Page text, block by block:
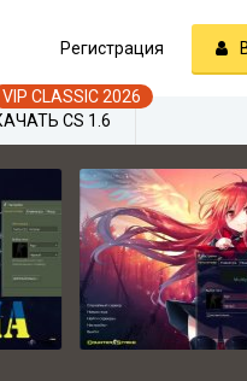
Регистрация
CS 1.6